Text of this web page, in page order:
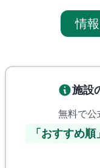
情
施設
無料で公
「おすすめ